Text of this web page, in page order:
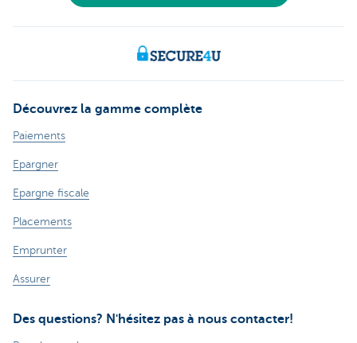
Découvrez la gamme complète
Paiements
Epargner
Epargne fiscale
Placements
Emprunter
Assurer
Des questions? N'hésitez pas à nous contacter!